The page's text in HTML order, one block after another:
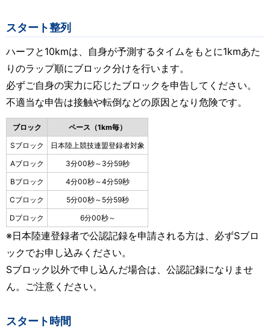
スタート整列
ハーフと10kmは、自身が予測するタイムをもとに1kmあた
りのラップ順にブロック分けを行います。
必ずご自身の実力に応じたブロックを申告してください。
不適当な申告は接触や転倒などの原因となり危険です。
ブロック
ペース（1km毎）
Sブロック
日本陸上競技連盟登録者対象
Aブロック
3分00秒～3分59秒
Bブロック
4分00秒～4分59秒
Cブロック
5分00秒～5分59秒
Dブロック
6分00秒～
※日本陸連登録者で公認記録を申請される方は、必ずSブロ
ックでお申し込みください。
Sブロック以外で申し込んだ場合は、公認記録になりませ
ん。ご注意ください。
スタート時間